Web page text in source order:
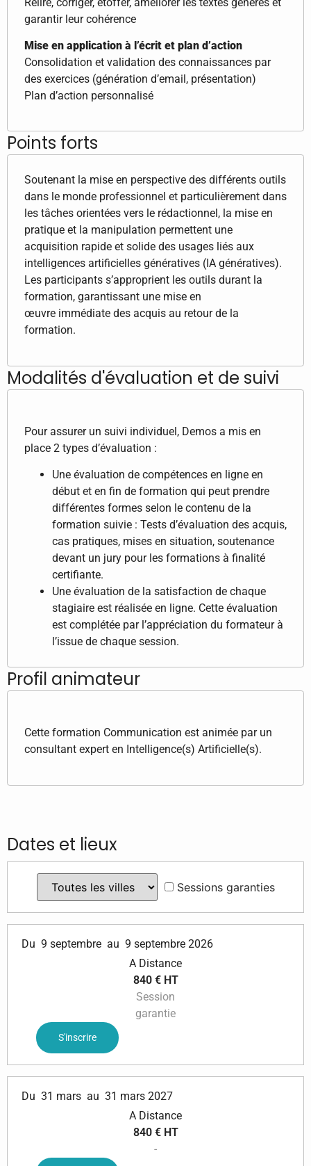
garantir leur cohérence
Mise en application à l’écrit et plan d’action
Consolidation et validation des connaissances par
des exercices (génération d’email, présentation)
Plan d’action personnalisé
Points forts
Soutenant la mise en perspective des différents outils
dans le monde professionnel et particulièrement dans
les tâches orientées vers le rédactionnel, la mise en
pratique et la manipulation permettent une
acquisition rapide et solide des usages liés aux
intelligences artificielles génératives (IA génératives).
Les participants s’approprient les outils durant la
formation, garantissant une mise en
œuvre immédiate des acquis au retour de la
formation.
Modalités d'évaluation et de suivi
Pour assurer un suivi individuel, Demos a mis en
place 2 types d’évaluation :
Une évaluation de compétences en ligne en
début et en fin de formation qui peut prendre
différentes formes selon le contenu de la
formation suivie : Tests d’évaluation des acquis,
cas pratiques, mises en situation, soutenance
devant un jury pour les formations à finalité
certifiante.
Une évaluation de la satisfaction de chaque
stagiaire est réalisée en ligne. Cette évaluation
est complétée par l’appréciation du formateur à
l’issue de chaque session.
Profil animateur
Cette formation Communication est animée par un
consultant expert en Intelligence(s) Artificielle(s).
Dates et lieux
Sessions garanties
Du 9 septembre au 9 septembre 2026
A Distance
840 € HT
Session
garantie
S'inscrire
Du 31 mars au 31 mars 2027
A Distance
840 € HT
-